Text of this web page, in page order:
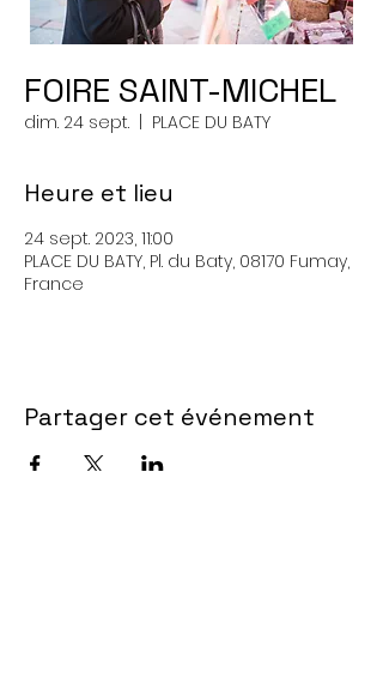
FOIRE SAINT-MICHEL
dim. 24 sept. PLACE DU BATY
Heure et lieu
24 sept. 2023, 11:00
PLACE DU BATY, Pl. du Baty, 08170 Fumay,
France
Partager cet événement